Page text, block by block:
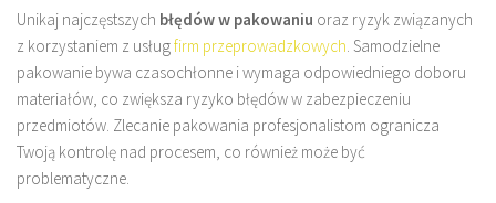
Unikaj najczęstszych błędów w pakowaniu oraz ryzyk związanych
z korzystaniem z usługfirm przeprowadzkowych. Samodzielne
pakowanie bywa czasochłonne i wymaga odpowiedniego doboru
materiałów, co zwiększa ryzyko błędów w zabezpieczeniu
przedmiotów. Zlecanie pakowania profesjonalistom ogranicza
Twoją kontrolę nad procesem, co również może być
problematyczne.